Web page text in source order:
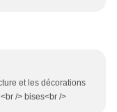
et les décorations
/> bises<br />